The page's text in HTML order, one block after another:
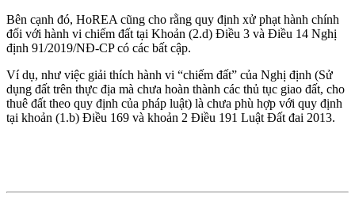
Bên cạnh đó, HoREA cũng cho rằng quy định xử phạt hành chính
đối với hành vi chiếm đất tại Khoản (2.d) Điều 3 và Điều 14 Nghị
định 91/2019/NĐ-CP có các bất cập.
Ví dụ, như việc giải thích hành vi “chiếm đất” của Nghị định (Sử
dụng đất trên thực địa mà chưa hoàn thành các thủ tục giao đất, cho
thuê đất theo quy định của pháp luật) là chưa phù hợp với quy định
tại khoản (1.b) Điều 169 và khoản 2 Điều 191 Luật Đất đai 2013.